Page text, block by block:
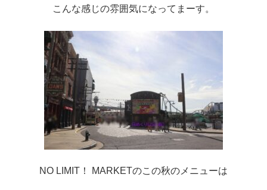
こんな感じの雰囲気になってまーす。
NO LIMIT！ MARKETのこの秋のメニューは